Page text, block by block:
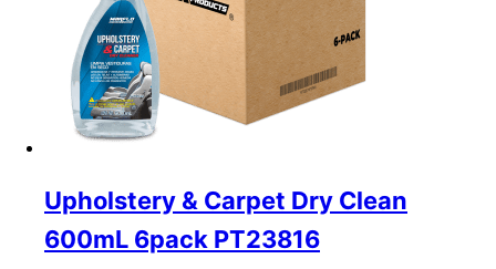
Upholstery & Carpet Dry Clean
600mL 6pack PT23816